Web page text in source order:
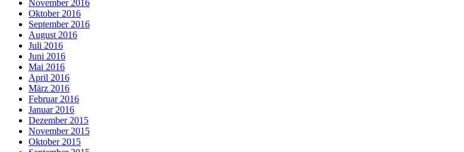
November 2016
Oktober 2016
September 2016
August 2016
Juli 2016
Juni 2016
Mai 2016
April 2016
März 2016
Februar 2016
Januar 2016
Dezember 2015
November 2015
Oktober 2015